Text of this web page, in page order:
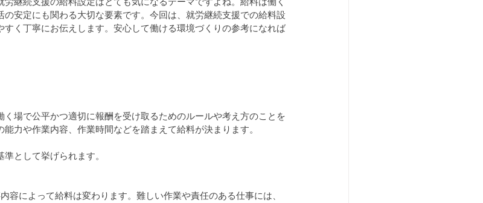
市安定にも関わる大切な要素です。今回は、就労継続支援での給料設
く丁寧にお伝えします。安心して働ける環境づくりの参考になれば
場で公平かつ適切に報酬を受け取るためのルールや考え方のことを
力や作業内容、作業時間などを踏まえて給料が決まります。
として挙げられます。